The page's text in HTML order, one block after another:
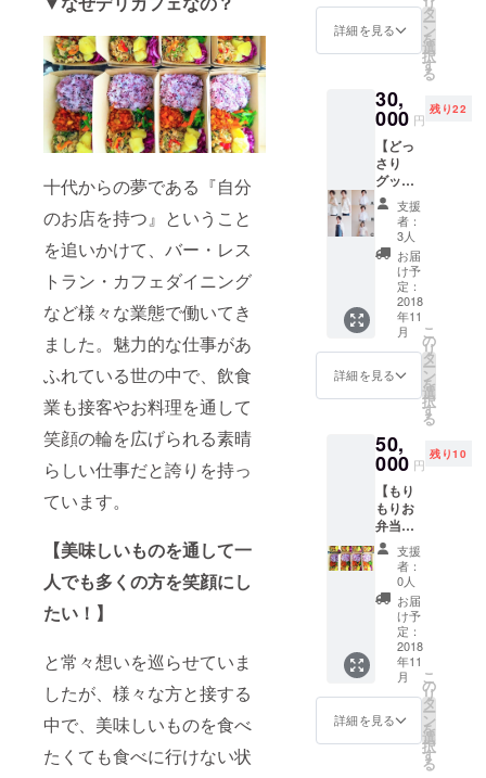
十代からの夢である『自分
のお店を持つ』ということ
を追いかけて、バー・レス
トラン・カフェダイニング
など様々な業態で働いてき
ました。魅力的な仕事があ
ふれている世の中で、飲食
業も接客やお料理を通して
笑顔の輪を広げられる素晴
らしい仕事だと誇りを持っ
ています。
【美味しいものを通して一
人でも多くの方を笑顔にし
たい！】
と常々想いを巡らせていま
したが、様々な方と接する
中で、美味しいものを食べ
たくても食べに行けない状
自己負
担とな
券
5,500円
んと点
でお好
きな
お弁
当・定
食・お
惣菜
に記載
の金額
分お使
い頂け
るお食
す。 ・
使用期
ん。 ③
てん
ちゃん
ステッ
カー を
お届け
いたし
ます。
11月以
降順次
発送予
定で
す。
アレン
ジをお
②Tシャ
ツ ・
A・B・
Cの中か
らお好
きなデ
ザイン
とサイ
ズ〈本
文参
照〉を
メッ
セージ
にてコ
メント
を下さ
い。 ③
カー を
お届け
す。 11
月以降
順次発
送予定
です。
※グッズ
は一部
仕様変
更とな
る場合
がござ
いま
と点で
お好き
なお弁
当にお
ける無
料券で
す。(定
食・お
惣菜単
品には
お使い
頂けま
せん。)
・使用
開始日
から設
定され
ている
期間、1
日1食限
定で無
けま
す。 ②
てん
ちゃん
ステッ
カー を
お届け
いたし
ます。
11月以
降順次
発送予
定で
す。
詳細を見る
タ
ー
ン
を
選
択
す
る
30,
000 円
残り22
【どっ
さり
グッズ
コー
ス】
①Tシャ
ツ ・
A・B・
Cの中か
らお好
きなデ
ザイン
とサイ
ズ〈本
文参
照〉を
セージ
にてコ
メント
を下さ
い。 ②
キャン
バス
トート
バッグ
かサ
コッ
シュ
バック
のどち
らか一
点をお
届けし
支援
者：
3人
お届
け予
定：
2018
年11
月
詳細を見る
こ
の
リ
タ
ー
ン
を
選
択
す
る
50,
000 円
残り10
【もり
もりお
弁当無
料券
コー
ス 半
年間】
①半年
間 お
弁当無
料券
・てん
と点で
お好き
なお弁
当にお
支援
者：
0人
お届
け予
定：
2018
年11
月
詳細を見る
こ
の
リ
タ
ー
ン
を
選
択
す
る